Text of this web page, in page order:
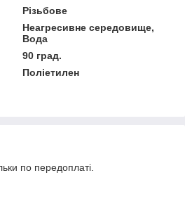
Різьбове
Неагресивне середовище,
Вода
90 град.
Поліетилен
по передоплаті.